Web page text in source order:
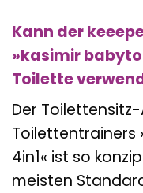
Kann der
»kasimir
Toilette
Der
Toilettentrainers
4in1« ist so
meisten